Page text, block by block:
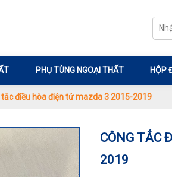
PHỤ TÙNG NGOẠI THẤT HỘP
tắc điều hòa điện tử mazda 3 2015-2019
CÔNG TẮC
2019